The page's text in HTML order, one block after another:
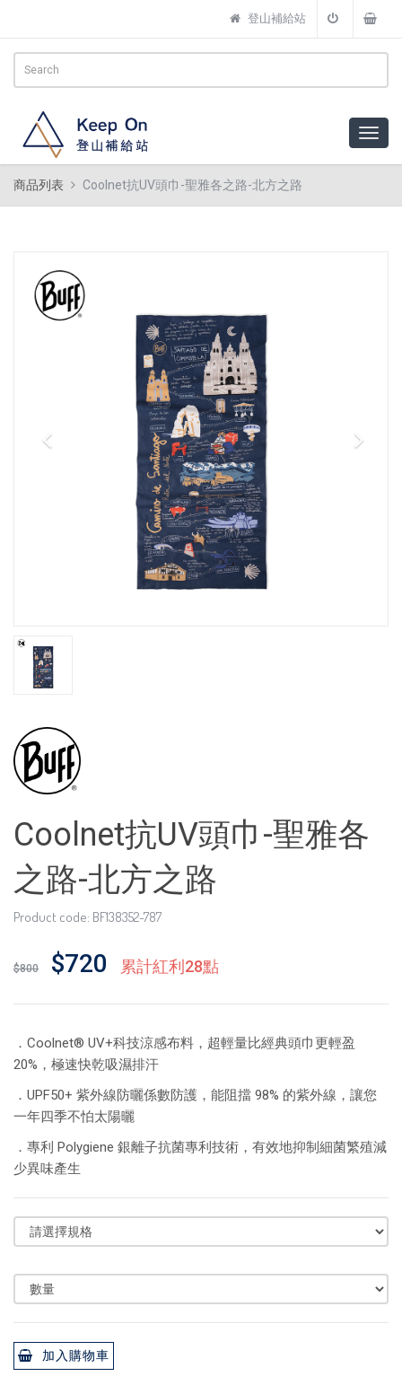
登山補給站
商品列表 Coolnet抗UV頭巾-聖雅各之路-北方之路
Coolnet抗UV頭巾-聖雅各
之路-北方之路
Product code: BF138352-787
$800 $720 累計紅利28點
．Coolnet® UV+科技涼感布料，超輕量比經典頭巾更輕盈
20%，極速快乾吸濕排汗
．UPF50+ 紫外線防曬係數防護，能阻擋 98% 的紫外線，讓您
一年四季不怕太陽曬
．專利 Polygiene 銀離子抗菌專利技術，有效地抑制細菌繁殖減
少異味產生
加入購物車